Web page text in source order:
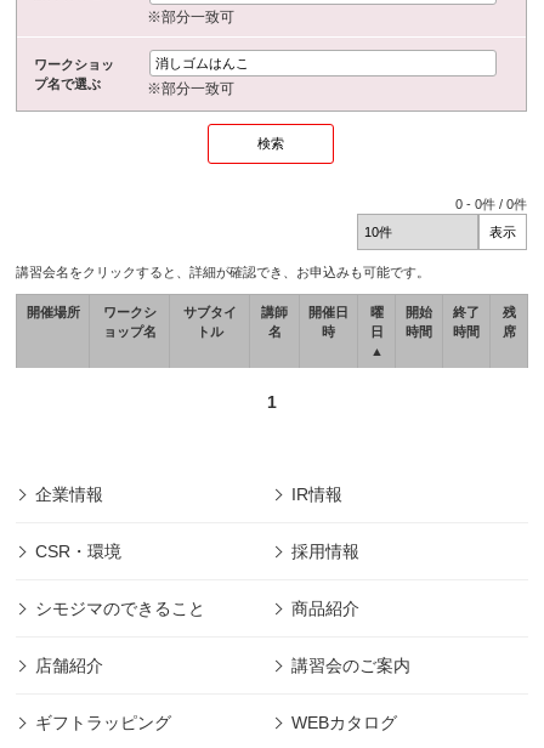
※部分一致可
ワークショッ
プ名で選ぶ
※部分一致可
0 -0件 /0件
講習会名をクリックすると、詳細が確認でき、お申込みも可能です。
開催場所
ワークシ
ョップ名
サブタイ
トル
講師
名
開催日
時
曜
日
▲
開始
時間
終了
時間
残
席
1
企業情報 IR情報
CSR・環境 採用情報
シモジマのできること 商品紹介
店舗紹介 講習会のご案内
ギフトラッピング WEBカタログ